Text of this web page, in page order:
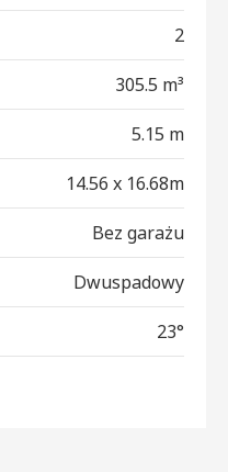
2
305.5 m³
5.15 m
14.56 x 16.68m
Bez garażu
Dwuspadowy
23°